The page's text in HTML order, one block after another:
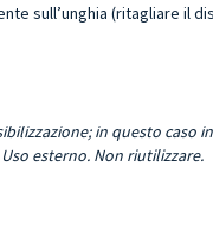
sull’unghia (ritagliare
in questo
esterno. Non riutilizzare.